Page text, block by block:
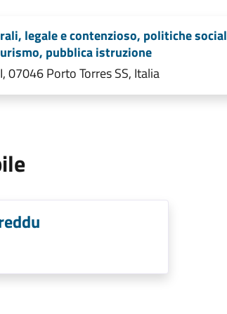
legale e contenzioso, politiche
pubblica istruzione
07046 Porto Torres SS, Italia